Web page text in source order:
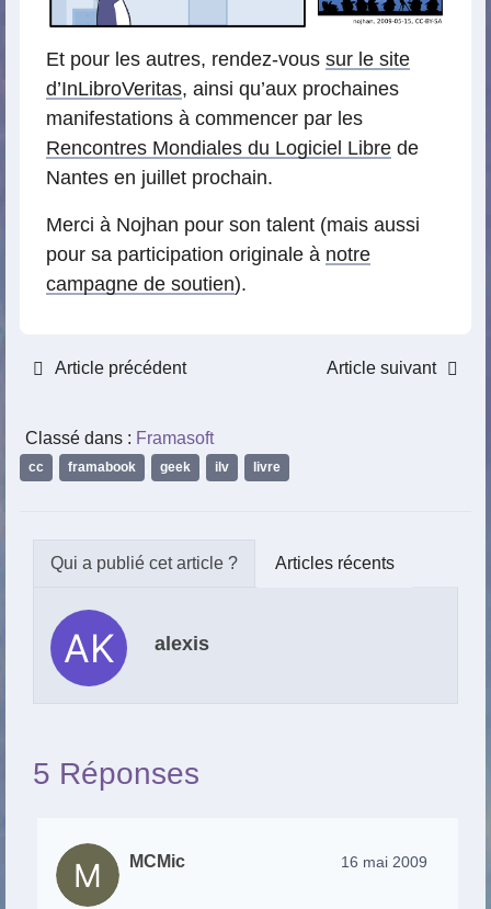
Et pour les autres, rendez-vous sur le site
d’InLibroVeritas, ainsi qu’aux prochaines
manifestations à commencer par les
Rencontres Mondiales du Logiciel Libre de
Nantes en juillet prochain.
Merci à Nojhan pour son talent (mais aussi
pour sa participation originale à notre
campagne de soutien).
Article précédent Article suivant
Classé dans : Framasoft
cc framabook geek ilv livre
Articles récents
alexis
5 Réponses
MCMic 16 mai 2009